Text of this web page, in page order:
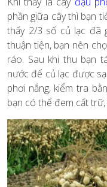
phần giữa cây thì bạn
thấy 2/3 số củ lạc đã
thuận tiện, bạn nên
ráo. Sau khi thu bạn
nước để củ lạc được
phơi nắng, kiểm tra
bạn có thể đem cất